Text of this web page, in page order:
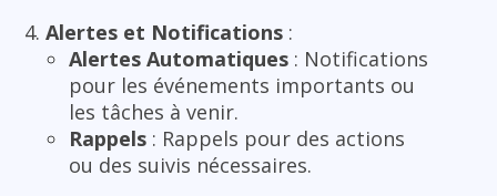
Alertes et Notifications :
Alertes Automatiques : Notifications
pour les événements importants ou
les tâches à venir.
Rappels : Rappels pour des actions
ou des suivis nécessaires.